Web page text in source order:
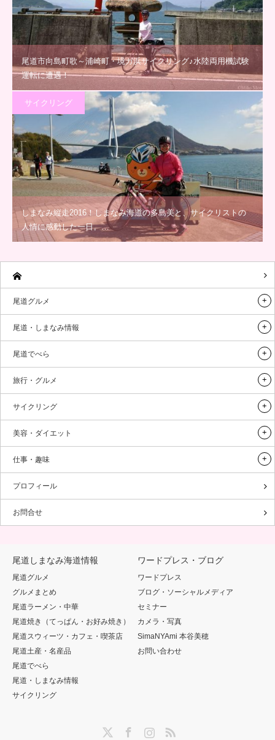
尾道市向島町歌～浦崎町・境ガ浜サイクリング♪水陸両用機試験
運転に遭遇！
サイクリング
しまなみ縦走2016！しまなみ海道の多島美と、サイクリストの
人情に感動した一日。…
尾道グルメ
尾道・しまなみ情報
尾道でべら
旅行・グルメ
サイクリング
美容・ダイエット
仕事・趣味
プロフィール
お問合せ
尾道しまなみ海道情報
尾道グルメ
グルメまとめ
尾道ラーメン・中華
尾道焼き（てっぱん・お好み焼き）
尾道スウィーツ・カフェ・喫茶店
尾道土産・名産品
尾道でべら
尾道・しまなみ情報
サイクリング
ワードプレス・ブログ
ワードプレス
ブログ・ソーシャルメディア
セミナー
カメラ・写真
SimaNYAmi 本谷美穂
お問い合わせ
InstagramRSS